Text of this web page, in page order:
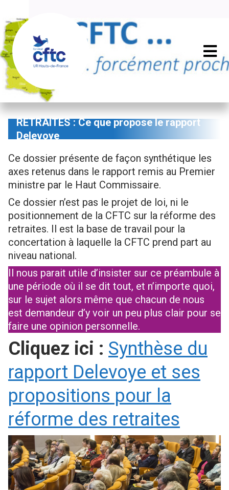
RETRAITES : Ce que propose le rapport
Delevoye
Ce dossier présente de façon synthétique les
axes retenus dans le rapport remis au Premier
ministre par le Haut Commissaire.
Ce dossier n’est pas le projet de loi, ni le
positionnement de la CFTC sur la réforme des
retraites. Il est la base de travail pour la
concertation à laquelle la CFTC prend part au
niveau national.
Il nous parait utile d’insister sur ce préambule à
une période où il se dit tout, et n’importe quoi,
sur le sujet alors même que chacun de nous
est demandeur d’y voir un peu plus clair pour se
faire une opinion personnelle.
Cliquez ici : Synthèse du
rapport Delevoye et ses
propositions pour la
réforme des retraites